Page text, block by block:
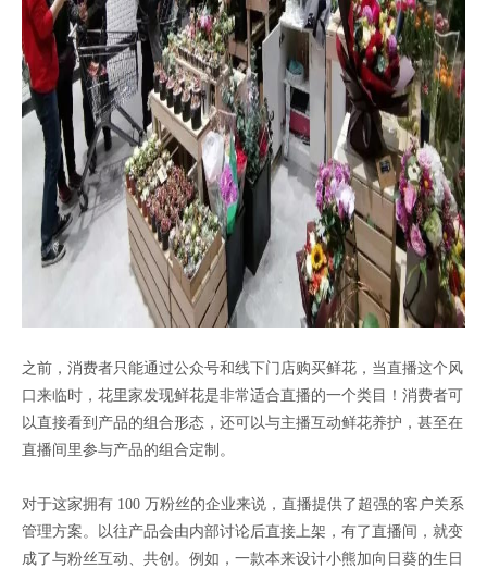
之前，消费者只能通过公众号和线下门店购买鲜花，当直播这个风
口来临时，花里家发现鲜花是非常适合直播的一个类目！消费者可
以直接看到产品的组合形态，还可以与主播互动鲜花养护，甚至在
直播间里参与产品的组合定制。
对于这家拥有 100 万粉丝的企业来说，直播提供了超强的客户关系
管理方案。以往产品会由内部讨论后直接上架，有了直播间，就变
成了与粉丝互动、共创。例如，一款本来设计小熊加向日葵的生日